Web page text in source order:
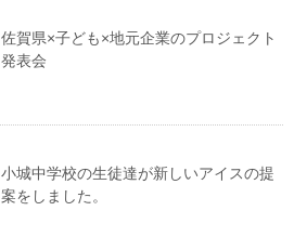
佐賀県×子ども×地元企業のプロジェクト
発表会
小城中学校の生徒達が新しいアイスの提
案をしました。